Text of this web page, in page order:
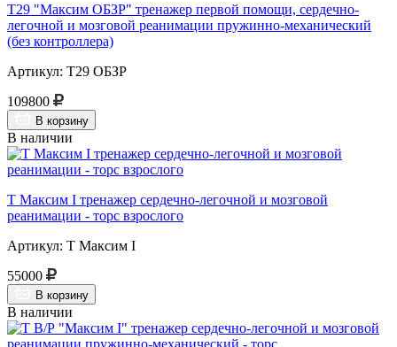
Т29 "Максим ОБЗР" тренажер первой помощи, сердечно-
легочной и мозговой реанимации пружинно-механический
(без контроллера)
Артикул: Т29 ОБЗР
109800
В корзину
В наличии
Т Максим I тренажер сердечно-легочной и мозговой
реанимации - торс взрослого
Артикул: Т Максим I
55000
В корзину
В наличии